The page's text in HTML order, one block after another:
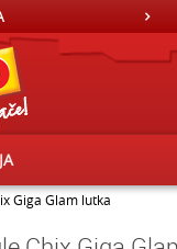
Giga Glam lutka